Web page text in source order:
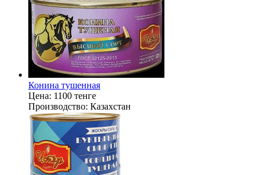
Конина тушенная
Цена: 1100 тенге
Производство: Казахстан